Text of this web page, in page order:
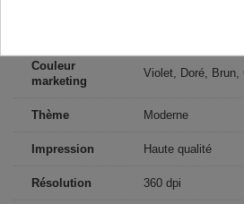
Couleur
marketing
Violet, Doré, Brun,
Thème Moderne
Impression Haute qualité
Résolution 360 dpi